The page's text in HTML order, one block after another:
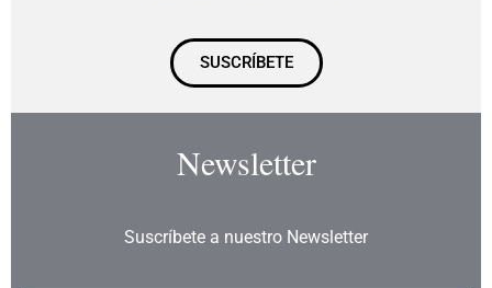
SUSCRÍBETE
Newsletter
Suscríbete a nuestro Newsletter